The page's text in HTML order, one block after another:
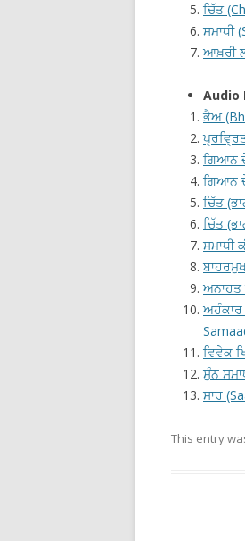
ਚਿੱਤ
ਸਮਾਧੀ
ਆਖ਼ਰੀ
Audio
ਭੈਅ
ਗਿਆਨ
ਗਿਆਨ
ਚਿੱਤ
ਚਿੱਤ
ਸਮਾਧੀ
ਅਨਾਹਤ
ਅਹੰਕਾਰ
ਵਿਵੇਕ
ਸੁੰਨ
ਸਾਰ
This entry